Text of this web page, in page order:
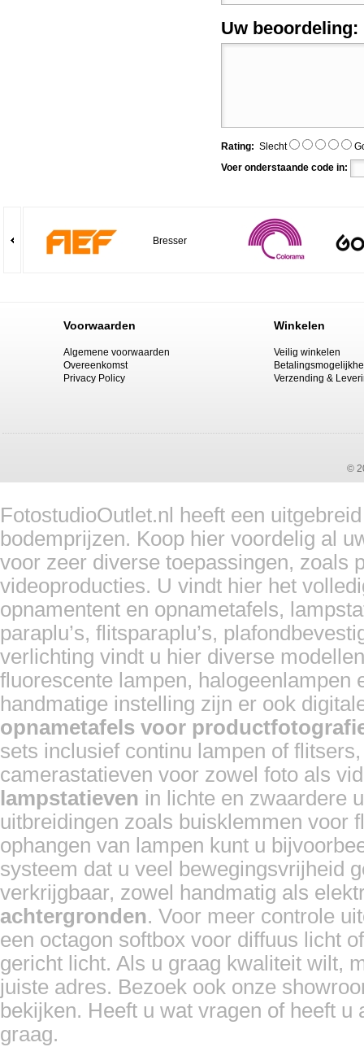
Uw beoordeling:
Rating: Slecht
Voer onderstaande code in:
Bresser
Voorwaarden Winkelen
Algemene voorwaarden
Overeenkomst
Privacy Policy
Veilig winkelen
Verzending &
©
FotostudioOutlet.nl heeft een
bodemprijzen. Koop hier voordelig al
voor zeer diverse toepassingen, zoals
videoproducties. U vindt hier het
opnamentent en opnametafels,
paraplu’s, flitsparaplu’s,
verlichting vindt u hier diverse
fluorescente lampen,
handmatige instelling zijn er ook
opnametafels voor
sets inclusief continu lampen of
camerastatieven voor zowel foto als
lampstatieven in lichte en zwaardere
uitbreidingen zoals buisklemmen voor
ophangen van lampen kunt u
systeem dat u veel bewegingsvrijheid
verkrijgbaar, zowel handmatig als
achtergronden. Voor meer controle
een octagon softbox voor diffuus licht
gericht licht. Als u graag kwaliteit wilt,
juiste adres. Bezoek ook onze
bekijken. Heeft u wat vragen of heeft
graag.